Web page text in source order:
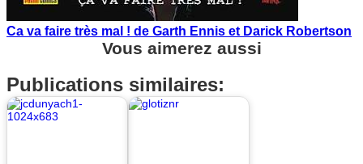
Ca va faire très mal ! de Garth Ennis et Darick Robertson
Vous aimerez aussi
Publications similaires: